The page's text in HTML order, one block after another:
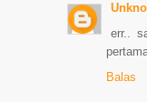
err..
Balas